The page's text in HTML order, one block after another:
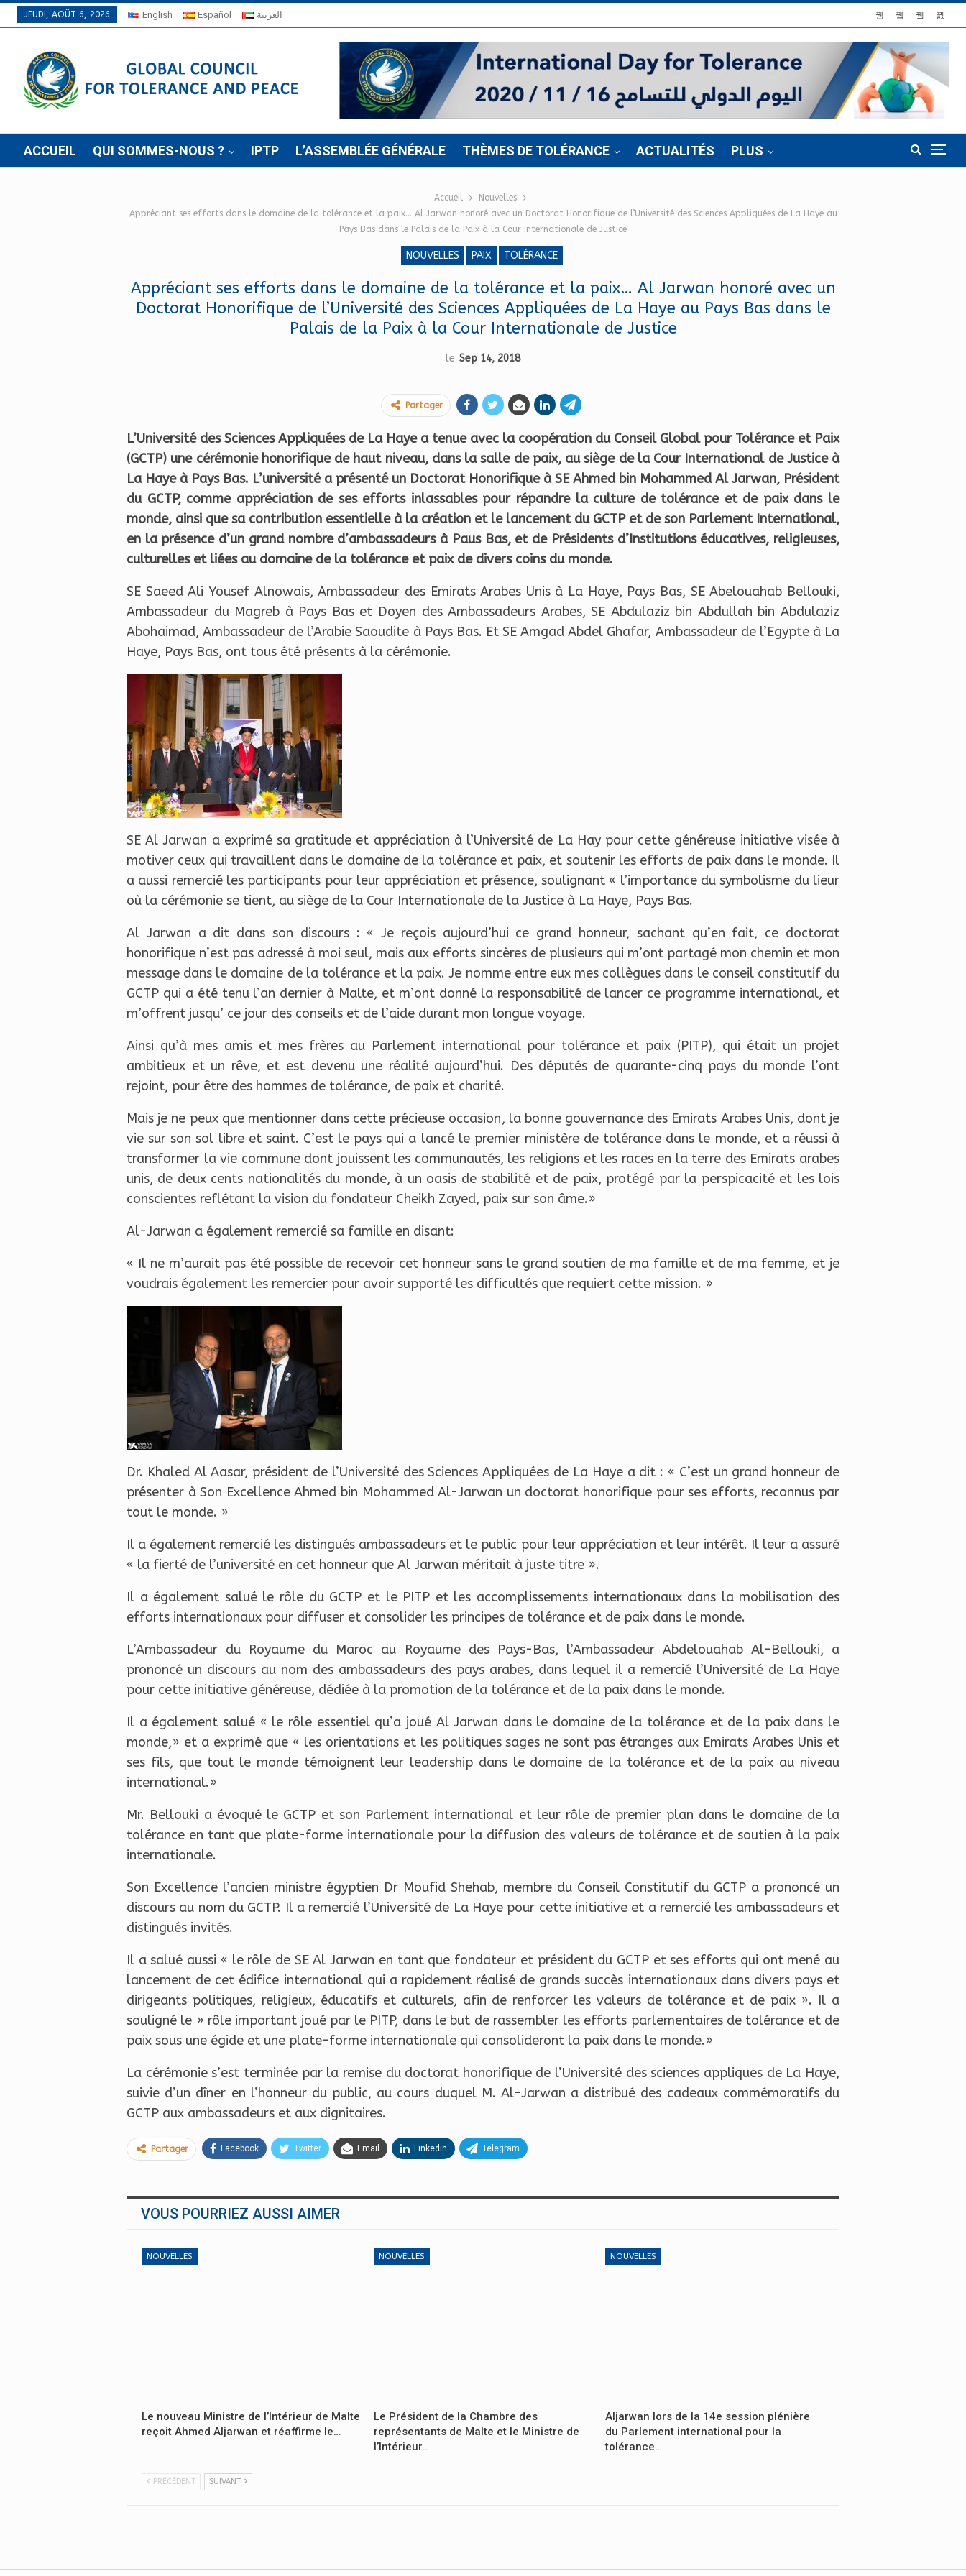
JEUDI, AOÛT 6, 2026 English Español العربية
ACCUEIL QUI SOMMES-NOUS ? IPTP L’ASSEMBLÉE GÉNÉRALE THÈMES DE TOLÉRANCE ACTUALITÉS PLUS
Accueil
Nouvelles
Appréciant ses efforts dans le domaine de la tolérance et la paix… Al Jarwan honoré avec un Doctorat Honorifique de l’Université des Sciences Appliquées de La Haye au
Pays Bas dans le Palais de la Paix à la Cour Internationale de Justice
NOUVELLES PAIX TOLÉRANCE
Appréciant ses efforts dans le domaine de la tolérance et la paix… Al Jarwan honoré avec un
Doctorat Honorifique de l’Université des Sciences Appliquées de La Haye au Pays Bas dans le
Palais de la Paix à la Cour Internationale de Justice
le Sep 14, 2018
Partager
L’Université des Sciences Appliquées de La Haye a tenue avec la coopération du Conseil Global pour Tolérance et Paix
(GCTP) une cérémonie honorifique de haut niveau, dans la salle de paix, au siège de la Cour International de Justice à
La Haye à Pays Bas. L’université a présenté un Doctorat Honorifique à SE Ahmed bin Mohammed Al Jarwan, Président
du GCTP, comme appréciation de ses efforts inlassables pour répandre la culture de tolérance et de paix dans le
monde, ainsi que sa contribution essentielle à la création et le lancement du GCTP et de son Parlement International,
en la présence d’un grand nombre d’ambassadeurs à Paus Bas, et de Présidents d’Institutions éducatives, religieuses,
culturelles et liées au domaine de la tolérance et paix de divers coins du monde.
SE Saeed Ali Yousef Alnowais, Ambassadeur des Emirats Arabes Unis à La Haye, Pays Bas, SE Abelouahab Bellouki,
Ambassadeur du Magreb à Pays Bas et Doyen des Ambassadeurs Arabes, SE Abdulaziz bin Abdullah bin Abdulaziz
Abohaimad, Ambassadeur de l’Arabie Saoudite à Pays Bas. Et SE Amgad Abdel Ghafar, Ambassadeur de l’Egypte à La
Haye, Pays Bas, ont tous été présents à la cérémonie.
SE Al Jarwan a exprimé sa gratitude et appréciation à l’Université de La Hay pour cette généreuse initiative visée à
motiver ceux qui travaillent dans le domaine de la tolérance et paix, et soutenir les efforts de paix dans le monde. Il
a aussi remercié les participants pour leur appréciation et présence, soulignant « l’importance du symbolisme du lieur
où la cérémonie se tient, au siège de la Cour Internationale de la Justice à La Haye, Pays Bas.
Al Jarwan a dit dans son discours : « Je reçois aujourd’hui ce grand honneur, sachant qu’en fait, ce doctorat
honorifique n’est pas adressé à moi seul, mais aux efforts sincères de plusieurs qui m’ont partagé mon chemin et mon
message dans le domaine de la tolérance et la paix. Je nomme entre eux mes collègues dans le conseil constitutif du
GCTP qui a été tenu l’an dernier à Malte, et m’ont donné la responsabilité de lancer ce programme international, et
m’offrent jusqu’ ce jour des conseils et de l’aide durant mon longue voyage.
Ainsi qu’à mes amis et mes frères au Parlement international pour tolérance et paix (PITP), qui était un projet
ambitieux et un rêve, et est devenu une réalité aujourd’hui. Des députés de quarante-cinq pays du monde l’ont
rejoint, pour être des hommes de tolérance, de paix et charité.
Mais je ne peux que mentionner dans cette précieuse occasion, la bonne gouvernance des Emirats Arabes Unis, dont je
vie sur son sol libre et saint. C’est le pays qui a lancé le premier ministère de tolérance dans le monde, et a réussi à
transformer la vie commune dont jouissent les communautés, les religions et les races en la terre des Emirats arabes
unis, de deux cents nationalités du monde, à un oasis de stabilité et de paix, protégé par la perspicacité et les lois
conscientes reflétant la vision du fondateur Cheikh Zayed, paix sur son âme.»
Al-Jarwan a également remercié sa famille en disant:
« Il ne m’aurait pas été possible de recevoir cet honneur sans le grand soutien de ma famille et de ma femme, et je
voudrais également les remercier pour avoir supporté les difficultés que requiert cette mission. »
Dr. Khaled Al Aasar, président de l’Université des Sciences Appliquées de La Haye a dit : « C’est un grand honneur de
présenter à Son Excellence Ahmed bin Mohammed Al-Jarwan un doctorat honorifique pour ses efforts, reconnus par
tout le monde. »
Il a également remercié les distingués ambassadeurs et le public pour leur appréciation et leur intérêt. Il leur a assuré
« la fierté de l’université en cet honneur que Al Jarwan méritait à juste titre ».
Il a également salué le rôle du GCTP et le PITP et les accomplissements internationaux dans la mobilisation des
efforts internationaux pour diffuser et consolider les principes de tolérance et de paix dans le monde.
L’Ambassadeur du Royaume du Maroc au Royaume des Pays-Bas, l’Ambassadeur Abdelouahab Al-Bellouki, a
prononcé un discours au nom des ambassadeurs des pays arabes, dans lequel il a remercié l’Université de La Haye
pour cette initiative généreuse, dédiée à la promotion de la tolérance et de la paix dans le monde.
Il a également salué « le rôle essentiel qu’a joué Al Jarwan dans le domaine de la tolérance et de la paix dans le
monde,» et a exprimé que « les orientations et les politiques sages ne sont pas étranges aux Emirats Arabes Unis et
ses fils, que tout le monde témoignent leur leadership dans le domaine de la tolérance et de la paix au niveau
international.»
Mr. Bellouki a évoqué le GCTP et son Parlement international et leur rôle de premier plan dans le domaine de la
tolérance en tant que plate-forme internationale pour la diffusion des valeurs de tolérance et de soutien à la paix
internationale.
Son Excellence l’ancien ministre égyptien Dr Moufid Shehab, membre du Conseil Constitutif du GCTP a prononcé un
discours au nom du GCTP. Il a remercié l’Université de La Haye pour cette initiative et a remercié les ambassadeurs et
distingués invités.
Il a salué aussi « le rôle de SE Al Jarwan en tant que fondateur et président du GCTP et ses efforts qui ont mené au
lancement de cet édifice international qui a rapidement réalisé de grands succès internationaux dans divers pays et
dirigeants politiques, religieux, éducatifs et culturels, afin de renforcer les valeurs de tolérance et de paix ». Il a
souligné le » rôle important joué par le PITP, dans le but de rassembler les efforts parlementaires de tolérance et de
paix sous une égide et une plate-forme internationale qui consolideront la paix dans le monde.»
La cérémonie s’est terminée par la remise du doctorat honorifique de l’Université des sciences appliques de La Haye,
suivie d’un dîner en l’honneur du public, au cours duquel M. Al-Jarwan a distribué des cadeaux commémoratifs du
GCTP aux ambassadeurs et aux dignitaires.
Partager Facebook Twitter Email Linkedin Telegram
VOUS POURRIEZ AUSSI AIMER
NOUVELLES
Le nouveau Ministre de l’Intérieur de Malte
reçoit Ahmed Aljarwan et réaffirme le…
NOUVELLES
Le Président de la Chambre des
représentants de Malte et le Ministre de
l’Intérieur…
NOUVELLES
Aljarwan lors de la 14e session plénière
du Parlement international pour la
tolérance…
PRÉCÉDENT SUIVANT